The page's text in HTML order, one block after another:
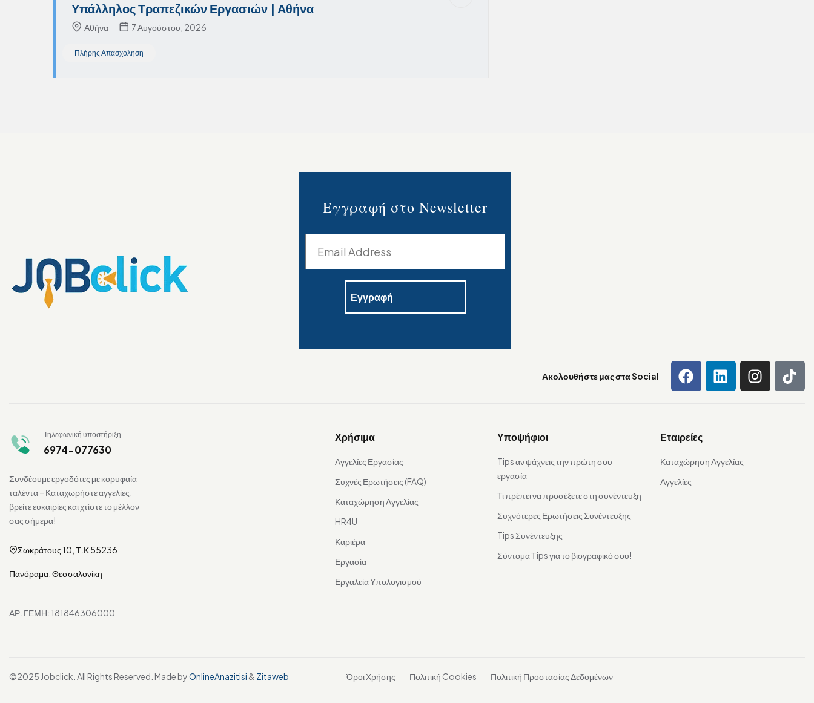
Υπάλληλος Τραπεζικών Εργασιών | Αθήνα
Αθήνα 7 Αυγούστου, 2026
Πλήρης Απασχόληση
Εγγραφή στο Newsletter
Ακολουθήστε μας στα Social
Τηλεφωνική υποστήριξη
6974-077630
Συνδέουμε εργοδότες με κορυφαία
ταλέντα – Καταχωρήστε αγγελίες,
βρείτε ευκαιρίες και χτίστε το μέλλον
σας σήμερα!
Σωκράτους 10, Τ.Κ 55236
Πανόραμα, Θεσσαλονίκη
ΑΡ. ΓΕΜΗ: 181846306000
Χρήσιμα
Αγγελίες Εργασίας
Συχνές Ερωτήσεις (FAQ)
Καταχώρηση Αγγελίας
HR4U
Καριέρα
Εργασία
Εργαλεία Υπολογισμού
Υποψήφιοι
Tips αν ψάχνεις την πρώτη σου
εργασία
Τι πρέπει να προσέξετε στη συνέντευξη
Συχνότερες Ερωτήσεις Συνέντευξης
Tips Συνέντευξης
Σύντομα Τips για το βιογραφικό σου!
Εταιρείες
Καταχώρηση Αγγελίας
Αγγελίες
©2025 Jobclick. All Rights Reserved. Made byOnlineAnazitisi & Zitaweb Όροι Χρήσης Πολιτική Cookies Πολιτική Προστασίας Δεδομένων